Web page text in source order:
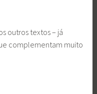
outros textos – já
complementam muito